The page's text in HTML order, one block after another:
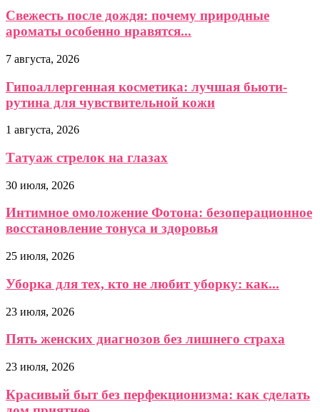
Свежесть после дождя: почему природные
ароматы особенно нравятся...
7 августа, 2026
Гипоаллергенная косметика: лучшая бьюти-
рутина для чувствительной кожи
1 августа, 2026
Татуаж стрелок на глазах
30 июля, 2026
Интимное омоложение Фотона: безоперационное
восстановление тонуса и здоровья
25 июля, 2026
Уборка для тех, кто не любит уборку: как...
23 июля, 2026
Пять женских диагнозов без лишнего страха
23 июля, 2026
Красивый быт без перфекционизма: как сделать